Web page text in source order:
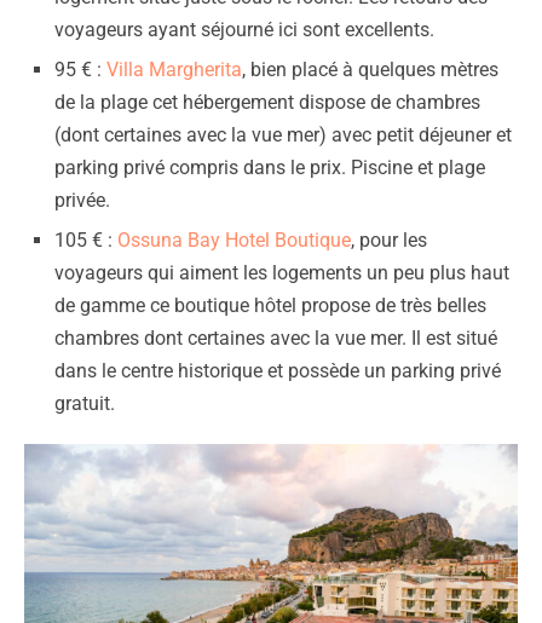
voyageurs ayant séjourné ici sont excellents.
95 € : Villa Margherita, bien placé à quelques mètres
de la plage cet hébergement dispose de chambres
(dont certaines avec la vue mer) avec petit déjeuner et
parking privé compris dans le prix. Piscine et plage
privée.
105 € : Ossuna Bay Hotel Boutique, pour les
voyageurs qui aiment les logements un peu plus haut
de gamme ce boutique hôtel propose de très belles
chambres dont certaines avec la vue mer. Il est situé
dans le centre historique et possède un parking privé
gratuit.